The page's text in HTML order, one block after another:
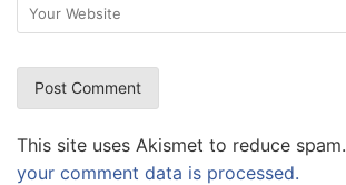
This site uses Akismet to reduce spam.
your comment data is processed.